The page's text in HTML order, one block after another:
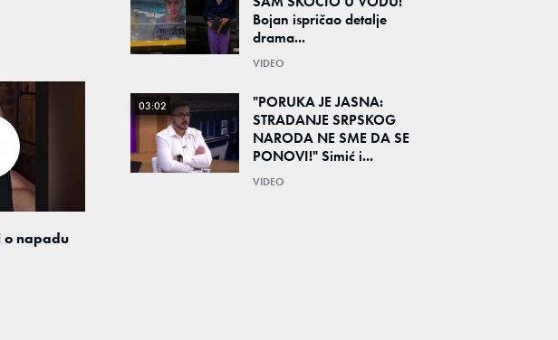
o napadu
Bojan ispričao detalje
drama...
VIDEO
03:02
"PORUKA JE JASNA:
STRADANJE SRPSKOG
NARODA NE SME DA SE
PONOVI!" Simić i...
VIDEO